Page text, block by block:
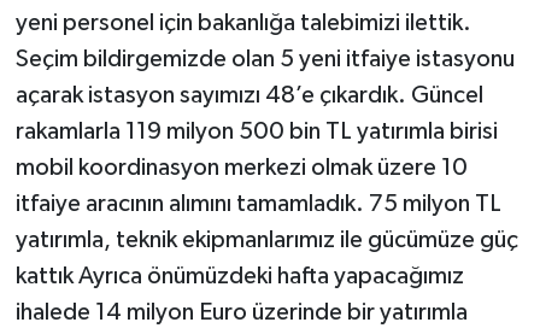
yeni personel için bakanlığa talebimizi ilettik.
Seçim bildirgemizde olan 5 yeni itfaiye istasyonu
açarak istasyon sayımızı 48’e çıkardık. Güncel
rakamlarla 119 milyon 500 bin TL yatırımla birisi
mobil koordinasyon merkezi olmak üzere 10
itfaiye aracının alımını tamamladık. 75 milyon TL
yatırımla, teknik ekipmanlarımız ile gücümüze güç
kattık Ayrıca önümüzdeki hafta yapacağımız
ihalede 14 milyon Euro üzerinde bir yatırımla